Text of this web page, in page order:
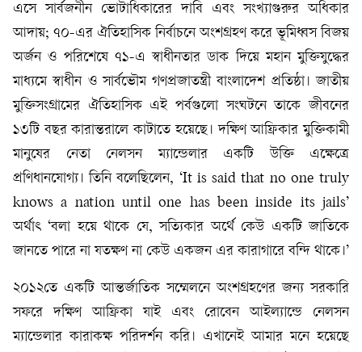
এসে সার্বজনীন ভোটাধিকারের দাবি এবং সংখ্যাগুরুর অধিকার
আদায়; ৭০-এর ঐতিহাসিক নির্বাচনে অংশগ্রহণ করে ভূমিধ্বস বিজয়
অর্জন ও পরিশেষে ৭১-এ স্বাধীনতার ডাক দিয়ে মহান মুক্তিযুদ্ধের
মাধ্যমে স্বাধীন ও সার্বভৌম গণপ্রজাতন্ত্রী বাংলাদেশ প্রতিষ্ঠা। জাতীয়
মুক্তিসংগ্রামের ঐতিহাসিক এই পর্বগুলো সংঘটনে তাকে জীবনের
১৩টি বছর কারান্তরালে কাটাতে হয়েছে। দক্ষিণ আফ্রিকার মুক্তিকামী
মানুষের নেতা নেলসন ম্যান্ডেলার একটি উক্তি এক্ষেত্রে
প্রণিধানযোগ্য। তিনি বলেছিলেন, ‘It is said that no one truly
knows a nation until one has been inside its jails’
অর্থাৎ ‘বলা হয়ে থাকে যে, সত্যিকার অর্থে কেউ একটি জাতিকে
জানতে পারে না যতক্ষণ না কেউ একজন এর কারাগারে বন্দি থাকে।’
২০১২তে একটি আন্তর্জাতিক সম্মেলনে অংশগ্রহণের জন্য সরকারি
সফরে দক্ষিণ আফ্রিকা যাই এবং রোবেন আইল্যান্ডে নেলসন
ম্যান্ডেলার কারাকক্ষ পরিদর্শন করি। এখানেই আমার মনে হয়েছে